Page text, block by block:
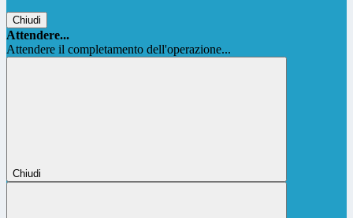
Chiudi
Attendere...
Attendere il completamento dell'operazione...
Chiudi